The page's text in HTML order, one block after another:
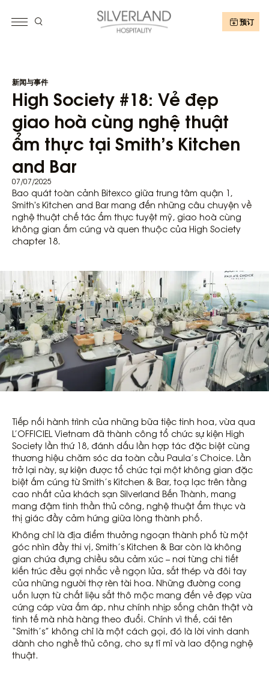
预订
新闻与事件
High Society #18: Vẻ đẹp
giao hoà cùng nghệ thuật
ẩm thực tại Smith’s Kitchen
and Bar
07/07/2025
Bao quát toàn cảnh Bitexco giữa trung tâm quận 1,
Smith's Kitchen and Bar mang đến những câu chuyện về
nghệ thuật chế tác ẩm thực tuyệt mỹ, giao hoà cùng
không gian ấm cúng và quen thuộc của High Society
chapter 18.
Tiếp nối hành trình của những bữa tiệc tinh hoa, vừa qua
L’OFFICIEL Vietnam đã thành công tổ chức sự kiện High
Society lần thứ 18, đánh dấu lần hợp tác đặc biệt cùng
thương hiệu chăm sóc da toàn cầu Paula’s Choice. Lần
trở lại này, sự kiện được tổ chức tại một không gian đặc
biệt ấm cúng từ Smith’s Kitchen & Bar, toạ lạc trên tầng
cao nhất của khách sạn Silverland Bến Thành, mang
mang đậm tinh thần thủ công, nghệ thuật ẩm thực và
thị giác đầy cảm hứng giữa lòng thành phố.
Không chỉ là địa điểm thưởng ngoạn thành phố từ một
góc nhìn đầy thi vị, Smith’s Kitchen & Bar còn là không
gian chứa đựng chiều sâu cảm xúc – nơi từng chi tiết
kiến trúc đều gợi nhắc về ngọn lửa, sắt thép và đôi tay
của những người thợ rèn tài hoa. Những đường cong
uốn lượn từ chất liệu sắt thô mộc mang đến vẻ đẹp vừa
cứng cáp vừa ấm áp, như chính nhịp sống chân thật và
tinh tế mà nhà hàng theo đuổi. Chính vì thế, cái tên
“Smith’s” không chỉ là một cách gọi, đó là lời vinh danh
dành cho nghề thủ công, cho sự tỉ mỉ và lao động nghệ
thuật.